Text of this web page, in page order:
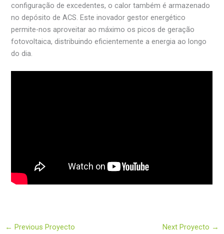
configuração de excedentes, o calor também é armazenado
no depósito de ACS. Este inovador gestor energético
permite-nos aproveitar ao máximo os picos de geração
fotovoltaica, distribuindo eficientemente a energia ao longo
do dia.
← Previous Proyecto Next Proyecto →